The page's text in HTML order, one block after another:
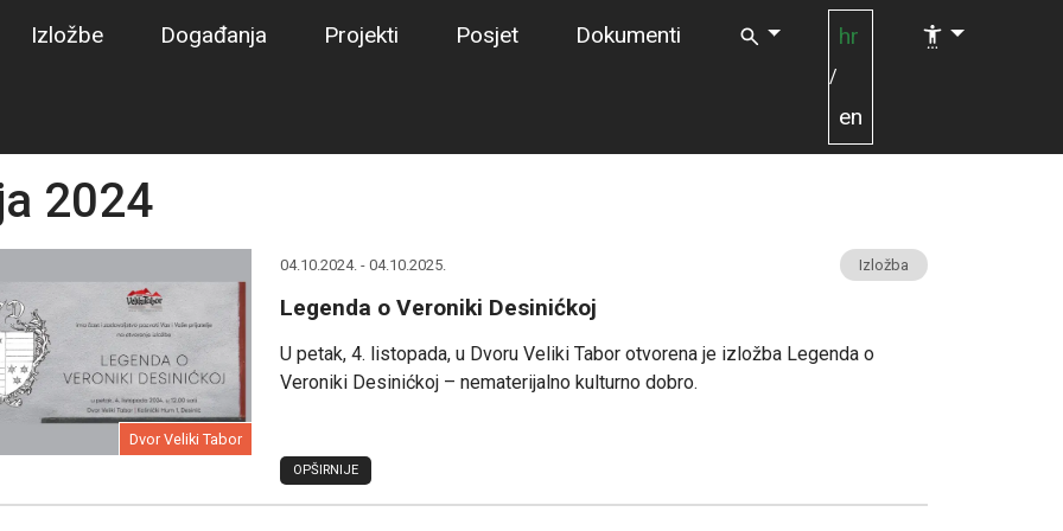
Izložbe Događanja Projekti Posjet Dokumenti hr
/
en
2024
Dvor Veliki Tabor
04.10.2024. - 04.10.2025. Izložba
Legenda o Veroniki Desinićkoj
U petak, 4. listopada, u Dvoru Veliki Tabor otvorena je izložba Legenda o
Veroniki Desinićkoj – nematerijalno kulturno dobro.
OPŠIRNIJE